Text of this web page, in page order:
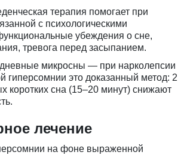
терапия помогает при
с психологическими
убеждения о сне,
тревога перед засыпанием.
дневные микросны — при нарколепсии
гиперсомнии это доказанный метод: 2
коротких сна (15–20 минут) снижают
лечение
на фоне выраженной